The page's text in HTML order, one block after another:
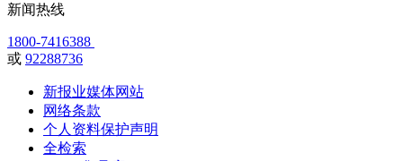
新闻热线
1800-7416388
或 92288736
新报业媒体网站
网络条款
个人资料保护声明
全检索